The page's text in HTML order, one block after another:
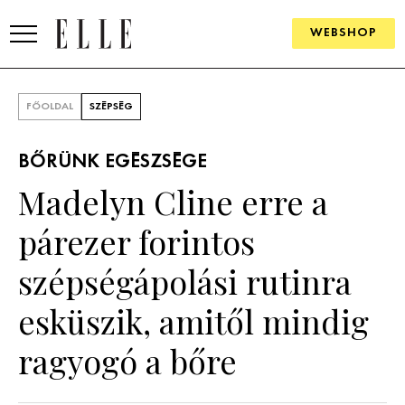
WEBSHOP
SZÉPSÉG
KULTÚRA
PSZICHÉ
FŐOLDAL SZÉPSÉG
BŐRÜNK EGÉSZSÉGE
Madelyn Cline erre a
párezer forintos
szépségápolási rutinra
esküszik, amitől mindig
ragyogó a bőre